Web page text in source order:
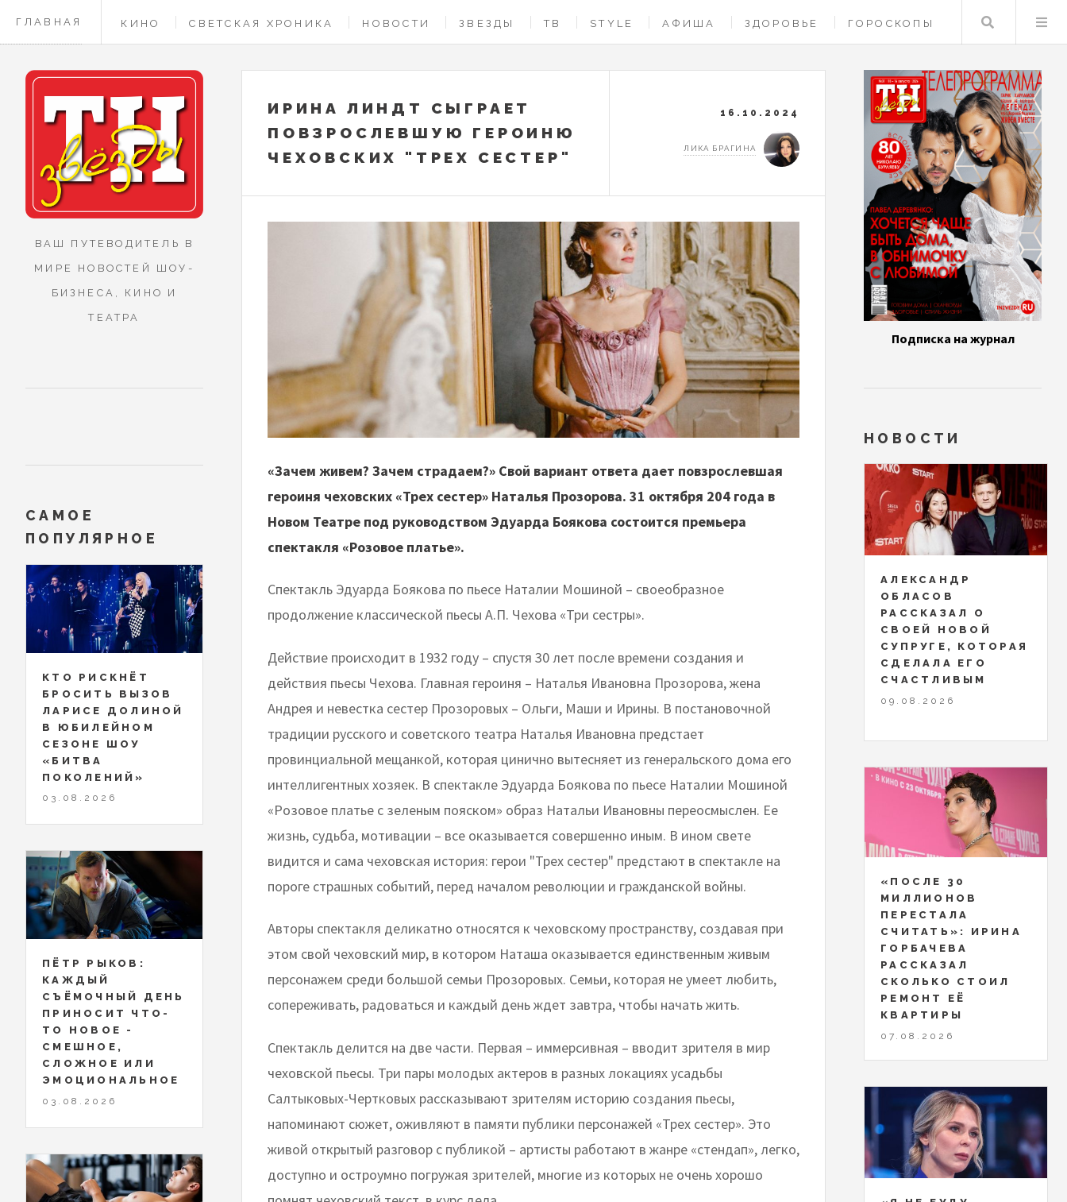
ГЛАВНАЯ КИНО СВЕТСКАЯ ХРОНИКА НОВОСТИ ЗВЕЗДЫ ТВ STYLE АФИША ЗДОРОВЬЕ ГОРОСКОПЫ
КОНТАКТЫ
Поиск
ИРИНА ЛИНДТ СЫГРАЕТ
ПОВЗРОСЛЕВШУЮ ГЕРОИНЮ
ЧЕХОВСКИХ "ТРЕХ СЕСТЕР"
16.10.2024
ЛИКА БРАГИНА
«Зачем живем? Зачем страдаем?» Свой вариант ответа дает повзрослевшая
героиня чеховских «Трех сестер» Наталья Прозорова. 31 октября 204 года в
Новом Театре под руководством Эдуарда Боякова состоится премьера
спектакля «Розовое платье».
Спектакль Эдуарда Боякова по пьесе Наталии Мошиной – своеобразное
продолжение классической пьесы А.П. Чехова «Три сестры».
Действие происходит в 1932 году – спустя 30 лет после времени создания и
действия пьесы Чехова. Главная героиня – Наталья Ивановна Прозорова, жена
Андрея и невестка сестер Прозоровых – Ольги, Маши и Ирины. В постановочной
традиции русского и советского театра Наталья Ивановна предстает
провинциальной мещанкой, которая цинично вытесняет из генеральского дома его
интеллигентных хозяек. В спектакле Эдуарда Боякова по пьесе Наталии Мошиной
«Розовое платье с зеленым пояском» образ Натальи Ивановны переосмыслен. Ее
жизнь, судьба, мотивации – все оказывается совершенно иным. В ином свете
видится и сама чеховская история: герои "Трех сестер" предстают в спектакле на
пороге страшных событий, перед началом революции и гражданской войны.
Авторы спектакля деликатно относятся к чеховскому пространству, создавая при
этом свой чеховский мир, в котором Наташа оказывается единственным живым
персонажем среди большой семьи Прозоровых. Семьи, которая не умеет любить,
сопереживать, радоваться и каждый день ждет завтра, чтобы начать жить.
Спектакль делится на две части. Первая – иммерсивная – вводит зрителя в мир
чеховской пьесы. Три пары молодых актеров в разных локациях усадьбы
Салтыковых-Чертковых рассказывают зрителям историю создания пьесы,
напоминают сюжет, оживляют в памяти публики персонажей «Трех сестер». Это
живой открытый разговор с публикой – артисты работают в жанре «стендап», легко,
доступно и остроумно погружая зрителей, многие из которых не очень хорошо
ВАШ ПУТЕВОДИТЕЛЬ В
МИРЕ НОВОСТЕЙ ШОУ-
БИЗНЕСА, КИНО И
ТЕАТРА
САМОЕ
ПОПУЛЯРНОЕ
КТО РИСКНЁТ
БРОСИТЬ ВЫЗОВ
ЛАРИСЕ ДОЛИНОЙ
В ЮБИЛЕЙНОМ
СЕЗОНЕ ШОУ
«БИТВА
ПОКОЛЕНИЙ»
03.08.2026
ПЁТР РЫКОВ:
КАЖДЫЙ
СЪЁМОЧНЫЙ ДЕНЬ
ПРИНОСИТ ЧТО-
ТО НОВОЕ -
СМЕШНОЕ,
СЛОЖНОЕ ИЛИ
ЭМОЦИОНАЛЬНОЕ
03.08.2026
Подписка на журнал
НОВОСТИ
АЛЕКСАНДР
ОБЛАСОВ
РАССКАЗАЛ О
СВОЕЙ НОВОЙ
СУПРУГЕ, КОТОРАЯ
СДЕЛАЛА ЕГО
СЧАСТЛИВЫМ
09.08.2026
«ПОСЛЕ 30
МИЛЛИОНОВ
ПЕРЕСТАЛА
СЧИТАТЬ»: ИРИНА
ГОРБАЧЕВА
РАССКАЗАЛ
СКОЛЬКО СТОИЛ
РЕМОНТ ЕЁ
КВАРТИРЫ
07.08.2026